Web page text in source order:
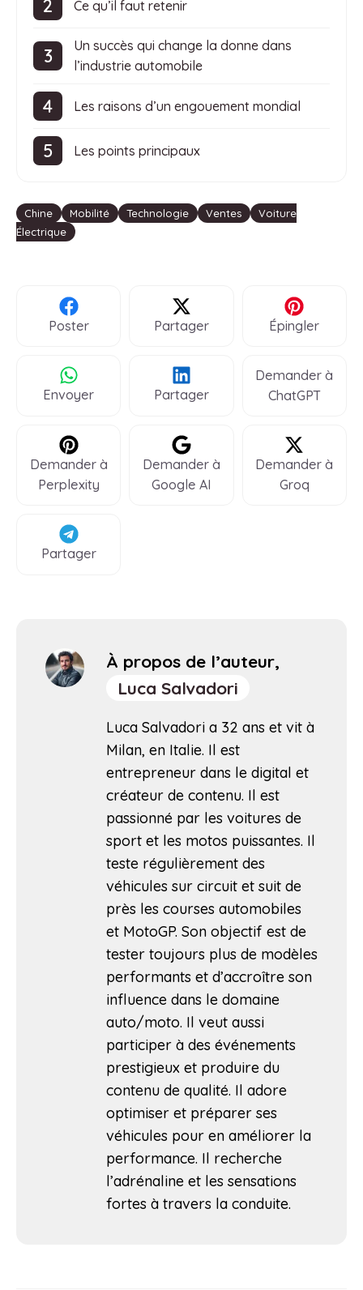
Ce qu’il faut retenir
Un succès qui change la donne dans
l’industrie automobile
Les raisons d’un engouement mondial
Les points principaux
Étiquettes
Chine Mobilité Technologie Ventes
Voiture
Électrique
Poster Partager Épingler
Envoyer Partager
Demander à
ChatGPT
Demander à
Perplexity
Demander à
Google AI
Demander à
Groq
Partager
À propos de l’auteur,
Luca Salvadori
Luca Salvadori a 32 ans et vit à
Milan, en Italie. Il est
entrepreneur dans le digital et
créateur de contenu. Il est
passionné par les voitures de
sport et les motos puissantes. Il
teste régulièrement des
véhicules sur circuit et suit de
près les courses automobiles
et MotoGP. Son objectif est de
tester toujours plus de modèles
performants et d’accroître son
influence dans le domaine
auto/moto. Il veut aussi
participer à des événements
prestigieux et produire du
contenu de qualité. Il adore
optimiser et préparer ses
véhicules pour en améliorer la
performance. Il recherche
l’adrénaline et les sensations
fortes à travers la conduite.